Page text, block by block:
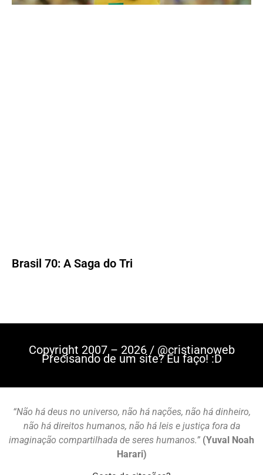
Brasil 70: A Saga do Tri
Copyright 2007 – 2026 / @cristianoweb
Precisando de um site? Eu faço! :D
“Não há deus no universo, não há nações, não há dinheiro,
não há direitos humanos, não há leis e justiça fora da
imaginação compartilhada de seres humanos.” (Yuval Noah
Harari)